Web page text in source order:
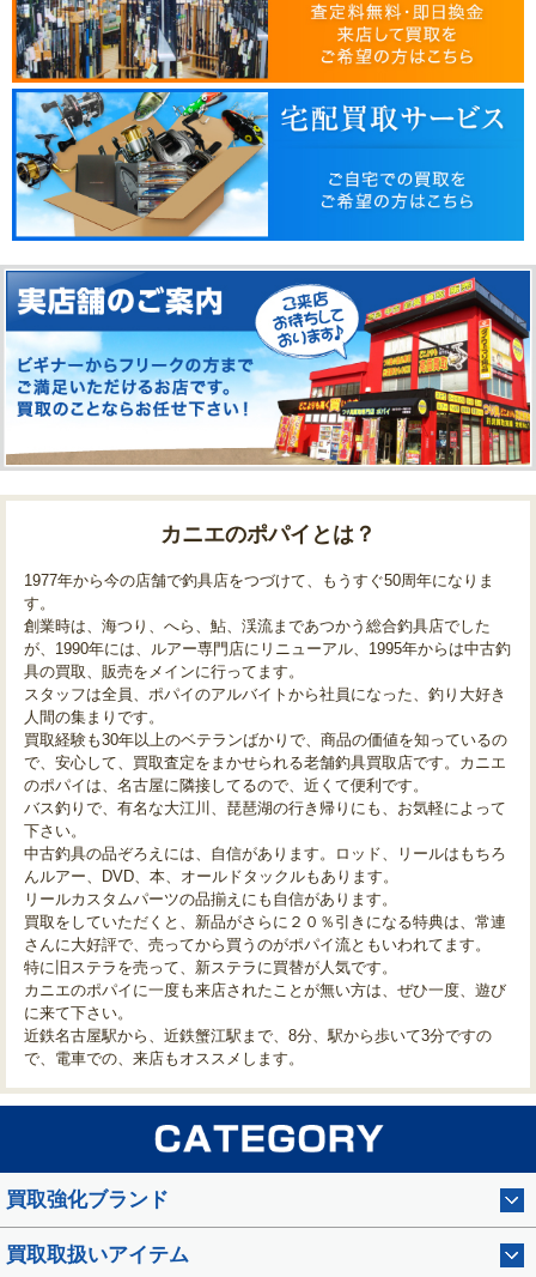
カニエのポパイとは？
1977年から今の店舗で釣具店をつづけて、もうすぐ50周年になりま
す。
創業時は、海つり、へら、鮎、渓流まであつかう総合釣具店でした
が、1990年には、ルアー専門店にリニューアル、1995年からは中古釣
具の買取、販売をメインに行ってます。
スタッフは全員、ポパイのアルバイトから社員になった、釣り大好き
人間の集まりです。
買取経験も30年以上のベテランばかりで、商品の価値を知っているの
で、安心して、買取査定をまかせられる老舗釣具買取店です。カニエ
のポパイは、名古屋に隣接してるので、近くて便利です。
バス釣りで、有名な大江川、琵琶湖の行き帰りにも、お気軽によって
下さい。
中古釣具の品ぞろえには、自信があります。ロッド、リールはもちろ
んルアー、DVD、本、オールドタックルもあります。
リールカスタムパーツの品揃えにも自信があります。
買取をしていただくと、新品がさらに２０％引きになる特典は、常連
さんに大好評で、売ってから買うのがポパイ流ともいわれてます。
特に旧ステラを売って、新ステラに買替が人気です。
カニエのポパイに一度も来店されたことが無い方は、ぜひ一度、遊び
に来て下さい。
近鉄名古屋駅から、近鉄蟹江駅まで、8分、駅から歩いて3分ですの
で、電車での、来店もオススメします。
買取強化ブランド
買取取扱いアイテム